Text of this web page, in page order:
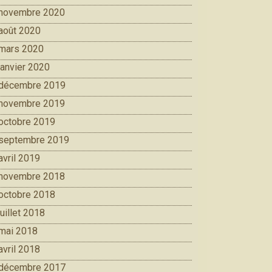
2020
2020
2020
2020
2019
2019
2019
2019
2019
2018
2018
2018
2018
2018
2017